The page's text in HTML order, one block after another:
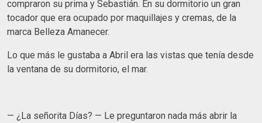
compraron su prima y Sebastián. En su dormitorio un gran
tocador que era ocupado por maquillajes y cremas, de la
marca Belleza Amanecer.
Lo que más le gustaba a Abril era las vistas que tenía desde
la ventana de su dormitorio, el mar.
— ¿La señorita Días? — Le preguntaron nada más abrir la